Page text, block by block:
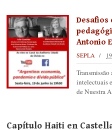
Desafios
Antonio
SEPLA
intelectuais
de Nuestra
Capítulo Haiti en